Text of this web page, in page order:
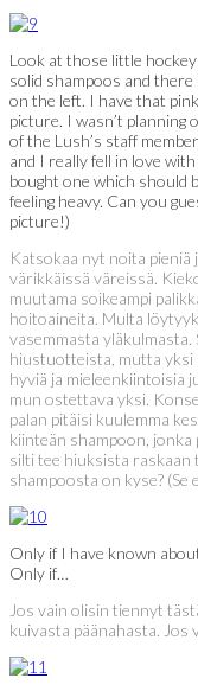
Look at those little
solid shampoos and
on the left. I have that
picture. I wasn’t planning
of the Lush’s staff
and I really fell in love
bought one which should
feeling heavy. Can you
picture!)
Katsokaa nyt noita pieniä
värikkäissä väreissä.
muutama soikeampi
hoitoaineita. Multa
vasemmasta
hiustuotteista, mutta yksi
hyviä ja mieleenkiintoisia
mun ostettava yksi.
palan pitäisi kuulemma
kiinteän shampoon,
silti tee hiuksista
shampoosta on kyse? (Se
Only if I have known
Only if…
Jos vain olisin tiennyt
kuivasta päänahasta. Jos